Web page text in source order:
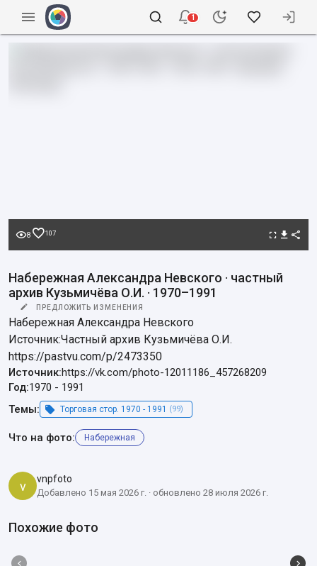
1
8 107
Набережная Александра Невского · частный
архив Кузьмичёва О.И. · 1970–1991
ПРЕДЛОЖИТЬ ИЗМЕНЕНИЯ
Набережная Александра Невского
Источник:Частный архив Кузьмичёва О.И.
https://pastvu.com/p/2473350
Источник:https://vk.com/photo-12011186_457268209
Год:1970 - 1991
Темы:
Торговая стор. 1970 - 1991 (99)
Что на фото: Набережная
v vnpfoto
Добавлено 15 мая 2026 г. · обновлено 28 июля 2026 г.
Похожие фото